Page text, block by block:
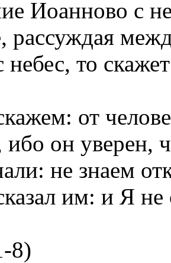
Иоанново с
рассуждая
небес, то
от
он уверен,
не знаем
им: и Я
8)